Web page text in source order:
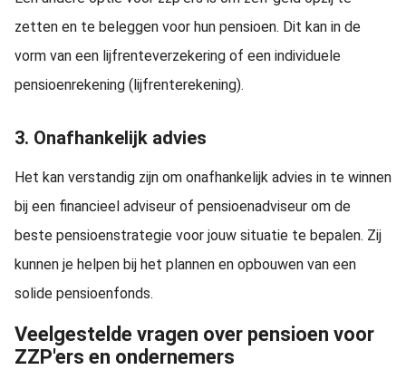
zetten en te beleggen voor hun pensioen. Dit kan in de
vorm van een lijfrenteverzekering of een individuele
pensioenrekening (lijfrenterekening).
3. Onafhankelijk advies
Het kan verstandig zijn om onafhankelijk advies in te winnen
bij een financieel adviseur of pensioenadviseur om de
beste pensioenstrategie voor jouw situatie te bepalen. Zij
kunnen je helpen bij het plannen en opbouwen van een
solide pensioenfonds.
Veelgestelde vragen over pensioen voor
ZZP'ers en ondernemers